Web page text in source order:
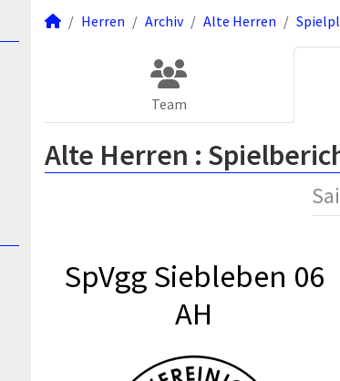
Herren Archiv Alte Herren
Team
Alte Herren :
SpVgg Siebleben 06
AH